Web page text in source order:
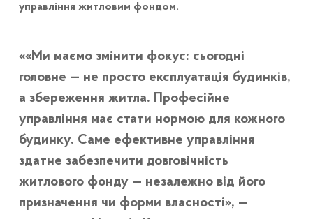
управління житловим фондом.
«Ми маємо змінити фокус: сьогодні
головне — не просто експлуатація будинків,
а збереження житла. Професійне
управління має стати нормою для кожного
будинку. Саме ефективне управління
здатне забезпечити довговічність
житлового фонду — незалежно від його
призначення чи форми власності», —